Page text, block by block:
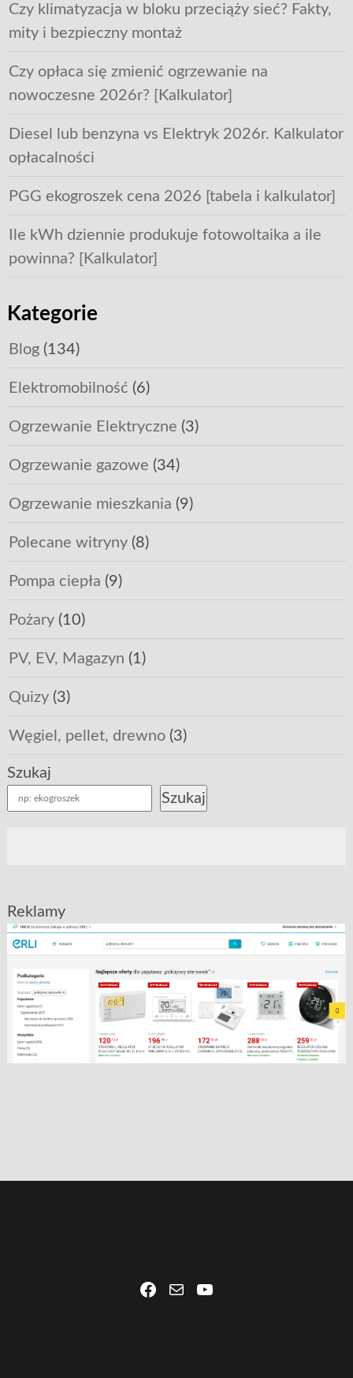
Czy klimatyzacja w bloku przeciąży sieć? Fakty,
mity i bezpieczny montaż
Czy opłaca się zmienić ogrzewanie na
nowoczesne 2026r? [Kalkulator]
Diesel lub benzyna vs Elektryk 2026r. Kalkulator
opłacalności
PGG ekogroszek cena 2026 [tabela i kalkulator]
Ile kWh dziennie produkuje fotowoltaika a ile
powinna? [Kalkulator]
Kategorie
Blog(134)
Elektromobilność (6)
Ogrzewanie Elektryczne (3)
Ogrzewanie gazowe (34)
Ogrzewanie mieszkania (9)
Polecane witryny(8)
Pompa ciepła (9)
Pożary(10)
PV, EV, Magazyn (1)
Quizy(3)
Węgiel, pellet, drewno(3)
Szukaj
Szukaj
Reklamy
Facebook
Mail